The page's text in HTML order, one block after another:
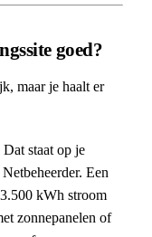
goed?
maar je haalt er
Dat staat op je
Een
kWh stroom
zonnepanelen of